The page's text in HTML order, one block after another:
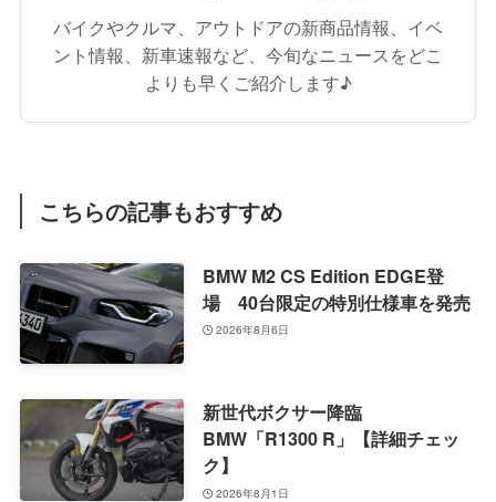
バイクやクルマ、アウトドアの新商品情報、イベ
ント情報、新車速報など、今旬なニュースをどこ
よりも早くご紹介します♪
こちらの記事もおすすめ
BMW M2 CS Edition EDGE登
場 40台限定の特別仕様車を発売
2026年8月6日
新世代ボクサー降臨
BMW「R1300 R」【詳細チェッ
ク】
2026年8月1日